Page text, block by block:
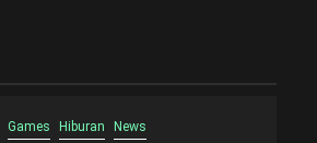
Games Hiburan News